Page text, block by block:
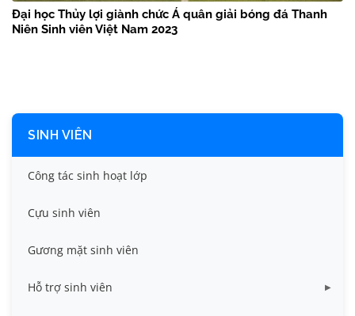
Đại học Thủy lợi giành chức Á quân giải bóng đá Thanh
Niên Sinh viên Việt Nam 2023
SINH VIÊN
Công tác sinh hoạt lớp
Cựu sinh viên
Gương mặt sinh viên
Hỗ trợ sinh viên